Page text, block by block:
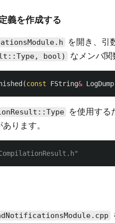
義を作成する
を開き、引
bool)
なメンバ関
(const FString& LogDump
を使用する
ります。